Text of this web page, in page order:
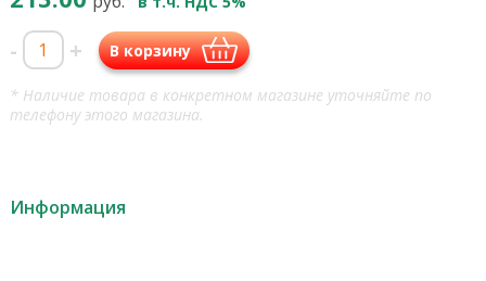
- + В корзину
* Наличие товара в конкретном магазине уточняйте по
телефону этого магазина.
Информация